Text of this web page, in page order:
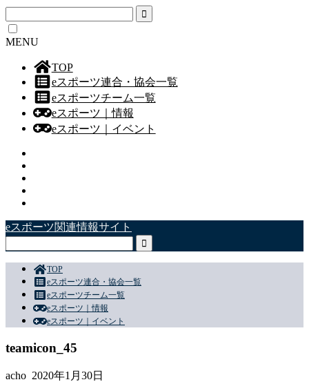
MENU
TOP
eスポーツ連合・協会一覧
eスポーツチーム一覧
eスポーツ｜情報
eスポーツ｜イベント
eスポーツ関連情報サイト
TOP
eスポーツ連合・協会一覧
eスポーツチーム一覧
eスポーツ｜情報
eスポーツ｜イベント
teamicon_45
acho 2020年1月30日